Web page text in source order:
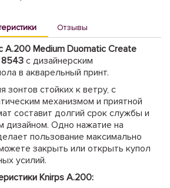
Отзывы
A.200 Medium Duomatic Create
8543 с дизайнерским
в акварельный принт.
зонтов стойких к ветру, с
механизмом и приятной
составит долгий срок службы и
дизайном. Одно нажатие на
пользование максимально
закрыть или открыть купол
усилий.
Knirps A.200: